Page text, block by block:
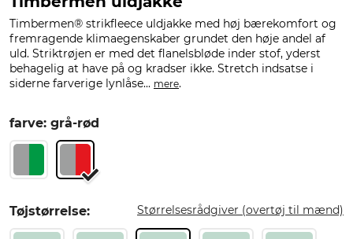
Timbermen® strikfleece uldjakke med høj bærekomfort og
fremragende klimaegenskaber grundet den høje andel af
uld. Striktrøjen er med det flanelsbløde inder stof, yderst
behagelig at have på og kradser ikke. Stretch indsatse i
siderne farverige lynlåse... mere.
farve: grå-rød
Tøjstørrelse: Størrelsesrådgiver (overtøj til mænd)